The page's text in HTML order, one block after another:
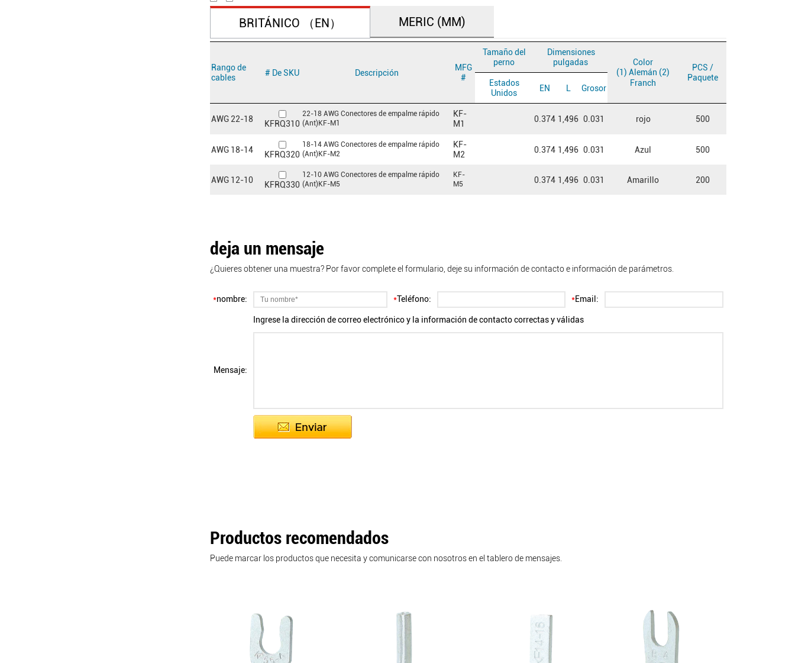
BRITÁNICO （EN） MERIC (MM)
Rango de
cables
# De SKU Descripción
MFG
#
Tamaño del
perno
Dimensiones
pulgadas
Color
(1) Alemán (2)
Franch
PCS /
Paquete
Estados
Unidos
EN L Grosor
AWG 22-18 KFRQ310
22-18 AWG Conectores de empalme rápido
(Ant)KF-M1
KF-
M1
0.374 1,496 0.031 rojo 500
AWG 18-14 KFRQ320
18-14 AWG Conectores de empalme rápido
(Ant)KF-M2
KF-
M2
0.374 1,496 0.031 Azul 500
AWG 12-10 KFRQ330
12-10 AWG Conectores de empalme rápido
(Ant)KF-M5
KF-
M5
0.374 1,496 0.031 Amarillo 200
deja un mensaje
¿Quieres obtener una muestra? Por favor complete el formulario, deje su información de contacto e información de parámetros.
*nombre: *Teléfono: *Email:
Ingrese la dirección de correo electrónico y la información de contacto correctas y válidas
Mensaje:
Productos recomendados
Puede marcar los productos que necesita y comunicarse con nosotros en el tablero de mensajes.